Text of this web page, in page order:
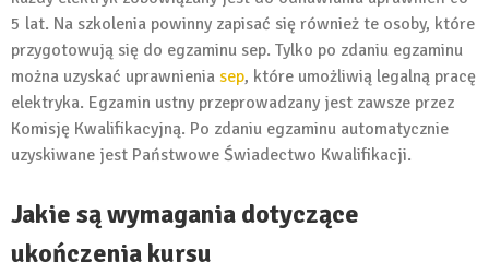
5 lat. Na szkolenia powinny zapisać się również te osoby, które
przygotowują się do egzaminu sep. Tylko po zdaniu egzaminu
można uzyskać uprawnienia sep, które umożliwią legalną pracę
elektryka. Egzamin ustny przeprowadzany jest zawsze przez
Komisję Kwalifikacyjną. Po zdaniu egzaminu automatycznie
uzyskiwane jest Państwowe Świadectwo Kwalifikacji.
Jakie są wymagania dotyczące
ukończenia kursu